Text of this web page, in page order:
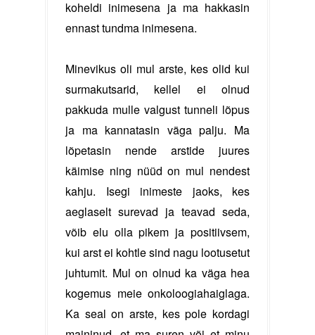
koheldi inimesena ja ma hakkasin
ennast tundma inimesena.
Minevikus oli mul arste, kes olid kui
surmakutsarid, kellel ei olnud
pakkuda mulle valgust tunneli lõpus
ja ma kannatasin väga palju. Ma
lõpetasin nende arstide juures
käimise ning nüüd on mul nendest
kahju. Isegi inimeste jaoks, kes
aeglaselt surevad ja teavad seda,
võib elu olla pikem ja positiivsem,
kui arst ei kohtle sind nagu lootusetut
juhtumit. Mul on olnud ka väga hea
kogemus meie onkoloogiahaiglaga.
Ka seal on arste, kes pole kordagi